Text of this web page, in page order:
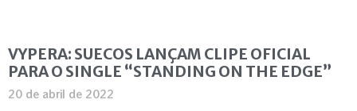
VYPERA: SUECOS LANÇAM CLIPE OFICIAL
PARA O SINGLE “STANDING ON THE EDGE”
20 de abril de 2022